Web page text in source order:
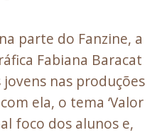
parte do Fanzine, a
Fabiana Baracat
nas produções
ela, o tema ‘Valor
foco dos alunos e,